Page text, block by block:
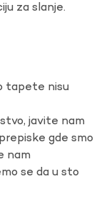
za slanje.
tapete nisu
javite nam
gde smo
nam
se da u sto